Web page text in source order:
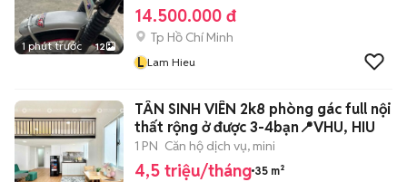
1 phút trước 12
14.500.000 đ
Tp Hồ Chí Minh
L Lam Hieu
TÂN SINH VIÊN 2k8 phòng gác full nội
thất rộng ở được 3-4bạn📍VHU, HIU
1 PN Căn hộ dịch vụ, mini
4,5 triệu/tháng 35 m²